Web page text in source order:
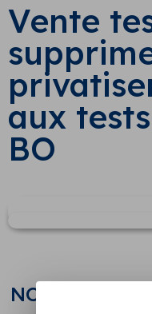
Vente
aux
BO
NOS